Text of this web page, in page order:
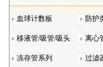
血球计数板 防护
移液管/吸管/吸头
系列
离心
冻存管系列 过滤